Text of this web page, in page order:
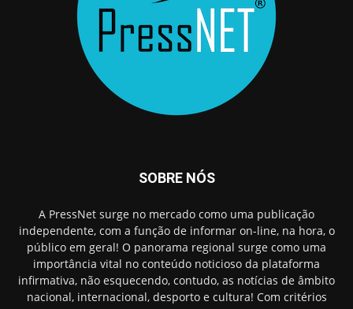
SOBRE NÓS
A PressNet surge no mercado como uma publicação
independente, com a função de informar on-line, na hora, o
público em geral! O panorama regional surge como uma
importância vital no conteúdo noticioso da plataforma
infirmativa, não esquecendo, contudo, as notícias de âmbito
nacional, internacional, desporto e cultura! Com critérios